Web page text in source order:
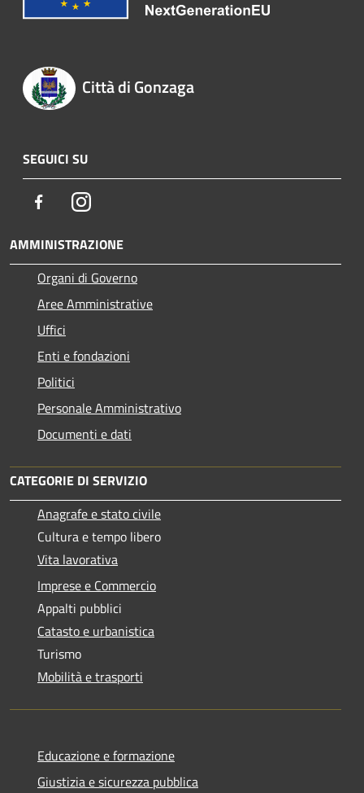
Città di Gonzaga
SEGUICI SU
FacebookInstagram
AMMINISTRAZIONE
Organi di Governo
Aree Amministrative
Uffici
Enti e fondazioni
Politici
Personale Amministrativo
Documenti e dati
CATEGORIE DI SERVIZIO
Anagrafe e stato civile
Cultura e tempo libero
Vita lavorativa
Imprese e Commercio
Appalti pubblici
Catasto e urbanistica
Turismo
Mobilità e trasporti
Educazione e formazione
Giustizia e sicurezza pubblica